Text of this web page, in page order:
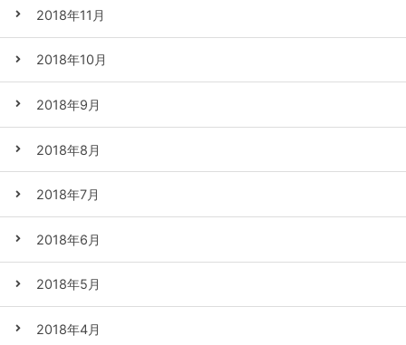
2018年11月
2018年10月
2018年9月
2018年8月
2018年7月
2018年6月
2018年5月
2018年4月